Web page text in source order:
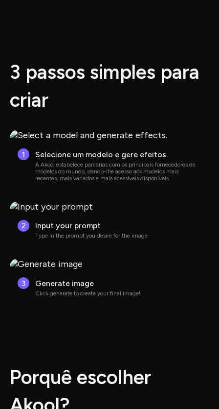
3 passos simples para
criar
1 Selecione um modelo e gere efeitos.
A Akool estabelece parcerias com os principais fornecedores de
modelos do mundo, dando-lhe acesso aos modelos mais
recentes, mais variados e mais acessíveis disponíveis.
2 Input your prompt
Type in the prompt you desire for the image
3 Generate image
Click generate to create your final image!
Porquê escolher